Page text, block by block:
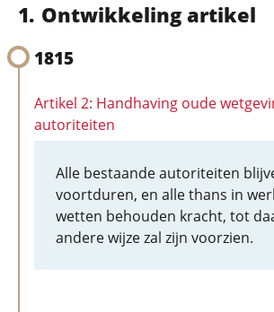
Ontwikkeling artikel
1815
Artikel 2: Handhaving oude
autoriteiten
Alle bestaande autoriteiten
voortduren, en alle thans in
wetten behouden kracht, tot
andere wijze zal zijn voorzien.